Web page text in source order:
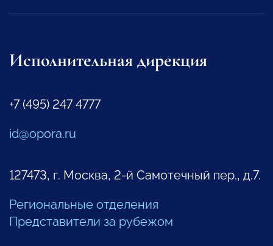
Исполнительная дирекция
+7 (495) 247 4777
id@opora.ru
127473, г. Москва, 2-й Самотечный пер., д.7.
Региональные отделения
Представители за рубежом